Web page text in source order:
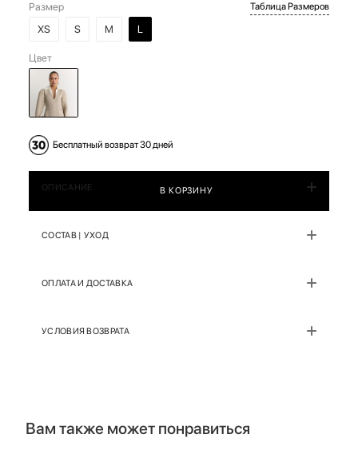
Размер
XS
S M L
Таблица Размеров
Цвет
Бесплатный возврат 30 дней
В КОРЗИНУ
ОПИСАНИЕ
СОСТАВ | УХОД
ОПЛАТА И ДОСТАВКА
УСЛОВИЯ ВОЗВРАТА
Вам также может понравиться